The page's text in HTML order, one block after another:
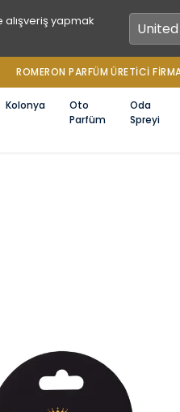
yapmak
1000 TL ÜZERİ ÜCRETSİZ KARGO
Kolonya
Oto
Parfüm
Oda
Spreyi